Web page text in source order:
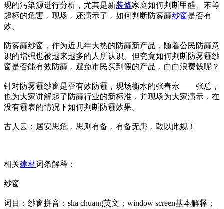
现的污染源进行分析，尤其是新装修家庭如何判断甲醛、苯等
超标的危害，现场，还演示了，如何判断防雾霾纱窗是否有
效。
防雾霾纱窗，作为近几年大热的防霾新产品，随着公民防霾意
识的增强也被越来越多的人所认识。但究竟如何判断防雾霾纱
窗是否能有效防霾，避免市民买到假的产品，白白浪费钱呢？
针对防雾霾纱窗是否有效防霾，现场衡水的张春永——张总，
也为大家讲解起了防霾行业的新标准，并现场为大家演示，在
没有霾表的情况下如何判断防霾效果。
古人云：居安思危，思则有备，有备无患，敢以此规！
相关建材词条解释：
纱窗
词目：纱窗拼音：shā chuāng英文：window screen基本解释：